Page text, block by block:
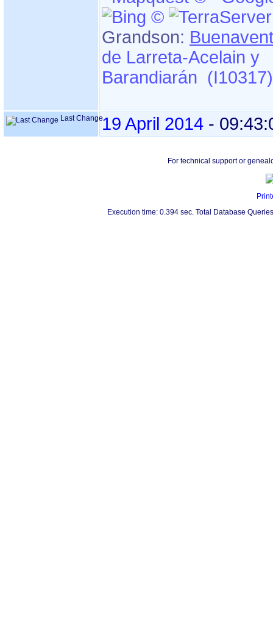
Grandson:
de Larreta-Acelain y
Barandiarán (I10317)
Last Change19 April 2014 -
For technical support or
Execution time: 0.394 sec. Total Database